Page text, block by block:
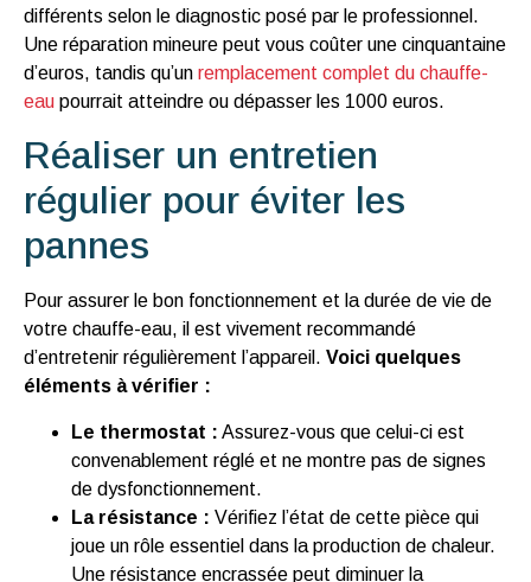
différents selon le diagnostic posé par le professionnel.
Une réparation mineure peut vous coûter une cinquantaine
d’euros, tandis qu’un remplacement complet du chauffe-
eau pourrait atteindre ou dépasser les 1000 euros.
Réaliser un entretien
régulier pour éviter les
pannes
Pour assurer le bon fonctionnement et la durée de vie de
votre chauffe-eau, il est vivement recommandé
d’entretenir régulièrement l’appareil. Voici quelques
éléments à vérifier :
Le thermostat : Assurez-vous que celui-ci est
convenablement réglé et ne montre pas de signes
de dysfonctionnement.
La résistance : Vérifiez l’état de cette pièce qui
joue un rôle essentiel dans la production de chaleur.
Une résistance encrassée peut diminuer la